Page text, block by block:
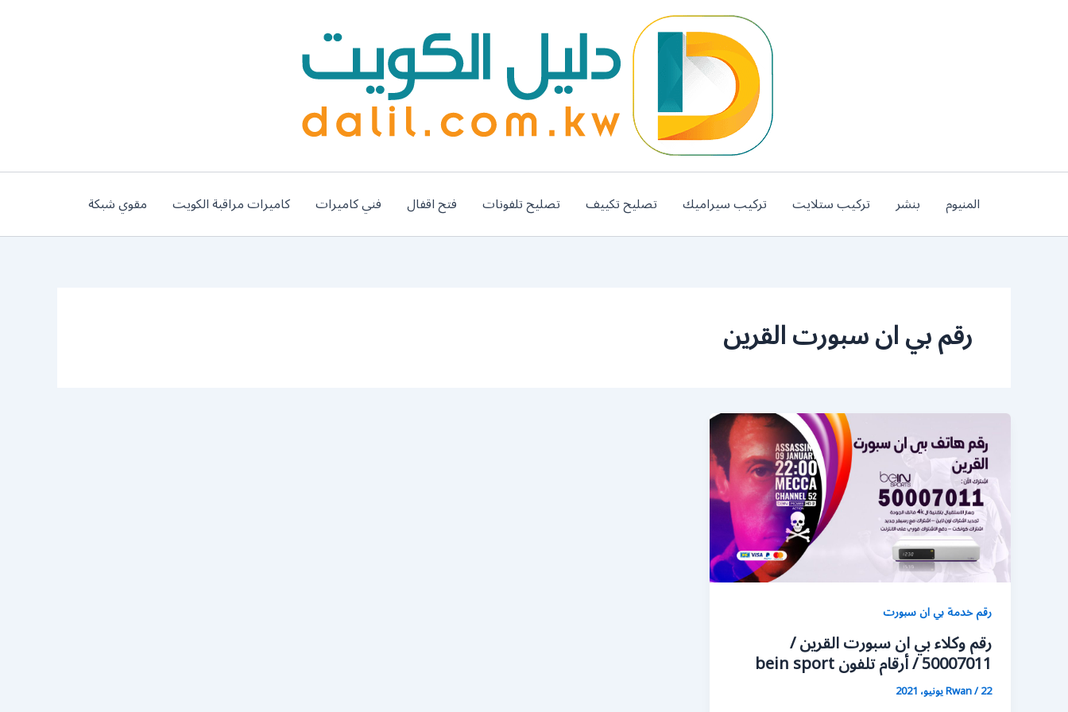
المنيوم بنشر تركيب ستلايت تركيب سيراميك تصليح تكييف تصليح تلفونات فتح اقفال فني كاميرات كاميرات مراقبة الكويت مقوي شبكة
رقم بي ان سبورت القرين
رقم خدمة بي ان سبورت
رقم وكلاء بي ان سبورت القرين /
50007011 / أرقام تلفون bein sport
Rwan/22 يونيو، 2021